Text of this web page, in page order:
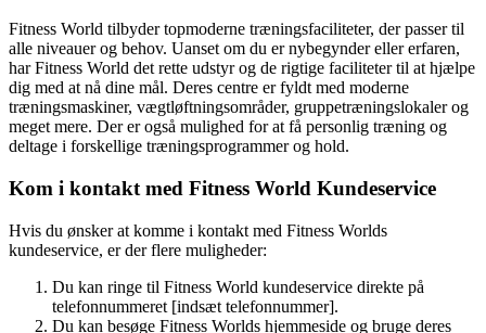
Fitness World tilbyder topmoderne træningsfaciliteter, der passer til
alle niveauer og behov. Uanset om du er nybegynder eller erfaren,
har Fitness World det rette udstyr og de rigtige faciliteter til at hjælpe
dig med at nå dine mål. Deres centre er fyldt med moderne
træningsmaskiner, vægtløftningsområder, gruppetræningslokaler og
meget mere. Der er også mulighed for at få personlig træning og
deltage i forskellige træningsprogrammer og hold.
Kom i kontakt med Fitness World Kundeservice
Hvis du ønsker at komme i kontakt med Fitness Worlds
kundeservice, er der flere muligheder:
Du kan ringe til Fitness World kundeservice direkte på
telefonnummeret [indsæt telefonnummer].
Du kan besøge Fitness Worlds hjemmeside og bruge deres